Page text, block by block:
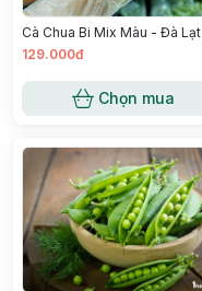
Cà Chua Bi Mix Màu - Đà Lạt
129.000đ
Chọn mua